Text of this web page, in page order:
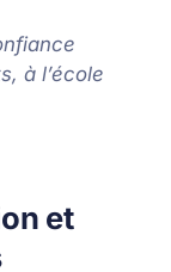
à l’école
et